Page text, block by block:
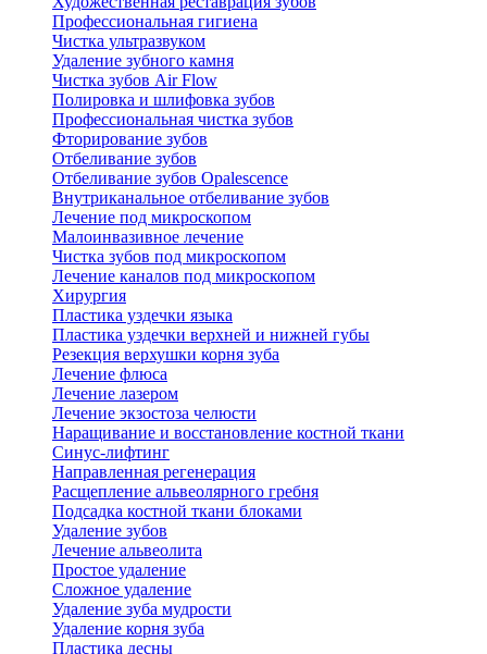
Профессиональная гигиена
Чистка ультразвуком
Удаление зубного камня
Чистка зубов Air Flow
Полировка и шлифовка зубов
Профессиональная чистка зубов
Фторирование зубов
Отбеливание зубов
Отбеливание зубов Opalescence
Внутриканальное отбеливание зубов
Лечение под микроскопом
Малоинвазивное лечение
Чистка зубов под микроскопом
Лечение каналов под микроскопом
Хирургия
Пластика уздечки языка
Пластика уздечки верхней и нижней губы
Резекция верхушки корня зуба
Лечение флюса
Лечение лазером
Лечение экзостоза челюсти
Наращивание и восстановление костной ткани
Синус-лифтинг
Направленная регенерация
Расщепление альвеолярного гребня
Подсадка костной ткани блоками
Удаление зубов
Лечение альвеолита
Простое удаление
Сложное удаление
Удаление зуба мудрости
Удаление корня зуба
Пластика десны